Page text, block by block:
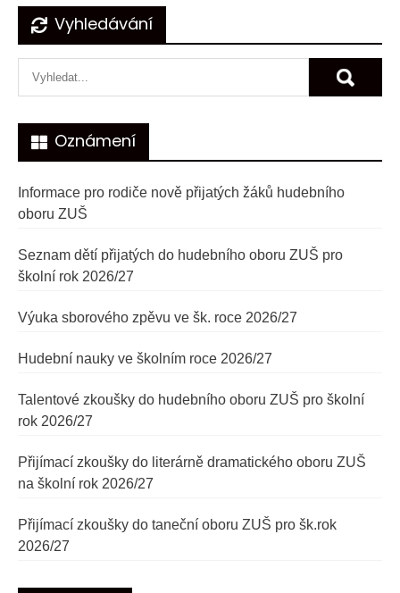
Navigace
pro
příspěvek
Vyhledávání
Oznámení
Informace pro rodiče nově přijatých žáků hudebního
oboru ZUŠ
Seznam dětí přijatých do hudebního oboru ZUŠ pro
školní rok 2026/27
Výuka sborového zpěvu ve šk. roce 2026/27
Hudební nauky ve školním roce 2026/27
Talentové zkoušky do hudebního oboru ZUŠ pro školní
rok 2026/27
Přijímací zkoušky do literárně dramatického oboru ZUŠ
na školní rok 2026/27
Přijímací zkoušky do taneční oboru ZUŠ pro šk.rok
2026/27